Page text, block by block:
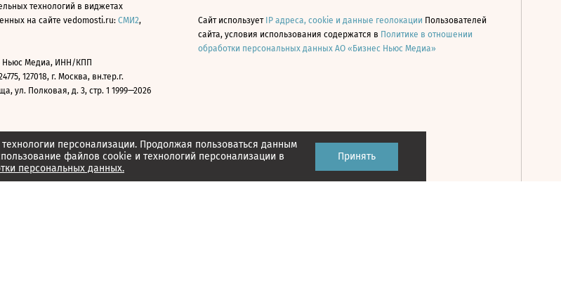
персонализации. Продолжая пользоваться данным
файлов cookie и технологий персонализации в
персональных данных.
Принять
технологий в виджетах
на сайте vedomosti.ru: СМИ2,
Ньюс Медиа, ИНН/КПП
127018, г. Москва, вн.тер.г.
ул. Полковая, д. 3, стр. 1 1999—2026
Сайт использует IP адреса, cookie и данные геолокации Пользователей
сайта, условия использования содержатся в Политике в отношении
обработки персональных данных АО «Бизнес Ньюс Медиа»